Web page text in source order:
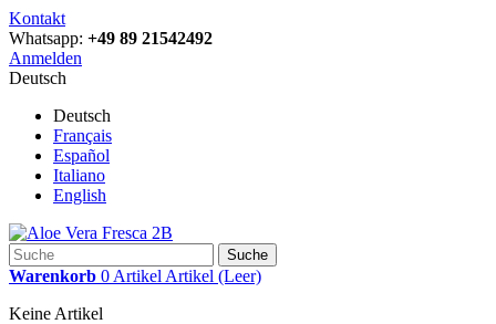
Kontakt
Whatsapp: +49 89 21542492
Anmelden
Deutsch
Deutsch
Français
Español
Italiano
English
Suche
Warenkorb 0 Artikel Artikel (Leer)
Keine Artikel